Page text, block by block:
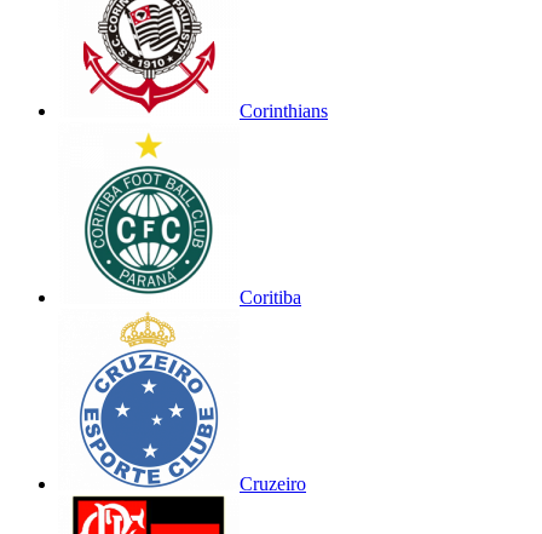
Corinthians
Coritiba
Cruzeiro